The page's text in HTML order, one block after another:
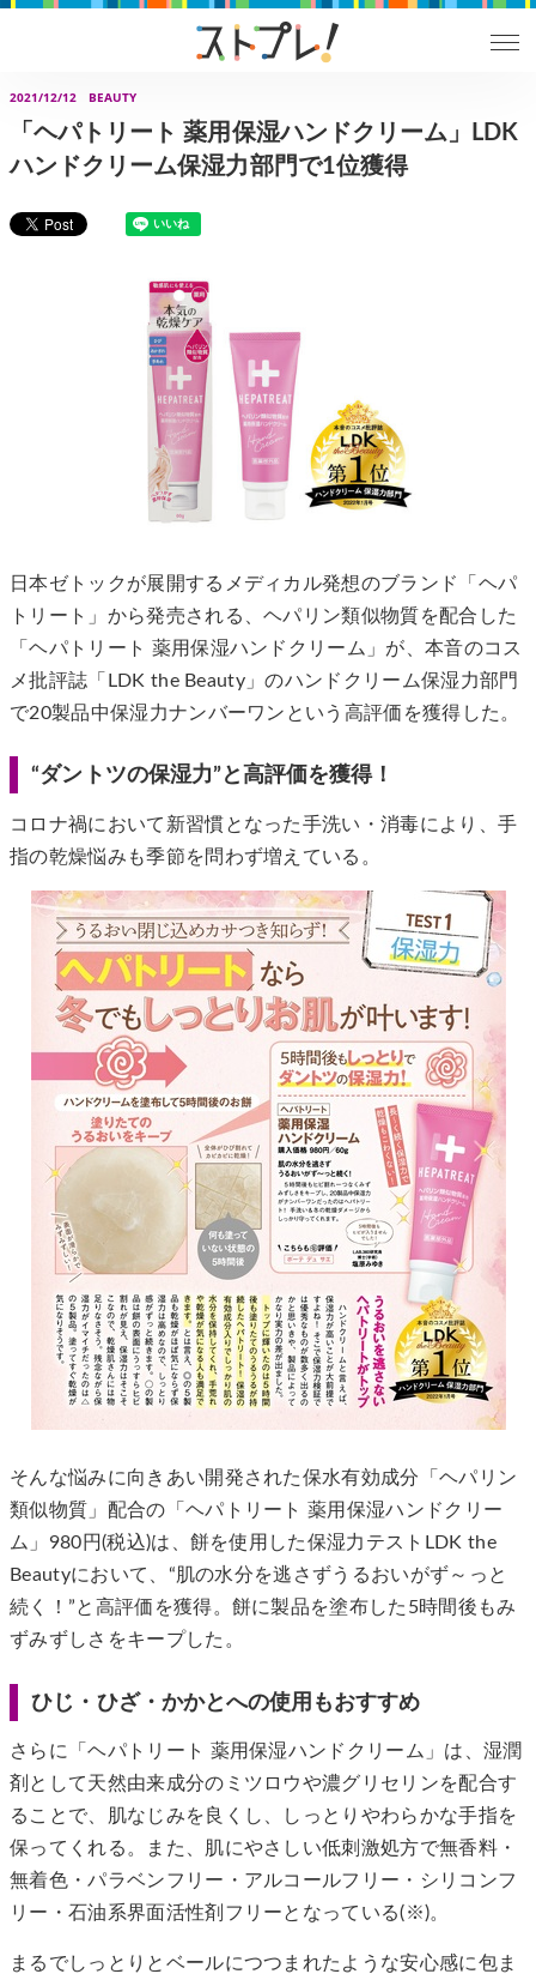
2021/12/12 BEAUTY
「ヘパトリート 薬用保湿ハンドクリーム」LDK
ハンドクリーム保湿力部門で1位獲得
日本ゼトックが展開するメディカル発想のブランド「ヘパ
トリート」から発売される、ヘパリン類似物質を配合した
「ヘパトリート 薬用保湿ハンドクリーム」が、本音のコス
メ批評誌「LDK the Beauty」のハンドクリーム保湿力部門
で20製品中保湿力ナンバーワンという高評価を獲得した。
“ダントツの保湿力”と高評価を獲得！
コロナ禍において新習慣となった手洗い・消毒により、手
指の乾燥悩みも季節を問わず増えている。
そんな悩みに向きあい開発された保水有効成分「ヘパリン
類似物質」配合の「ヘパトリート 薬用保湿ハンドクリー
ム」980円(税込)は、餅を使用した保湿力テストLDK the
Beautyにおいて、“肌の水分を逃さずうるおいがず～っと
続く！”と高評価を獲得。餅に製品を塗布した5時間後もみ
ずみずしさをキープした。
ひじ・ひざ・かかとへの使用もおすすめ
さらに「ヘパトリート 薬用保湿ハンドクリーム」は、湿潤
剤として天然由来成分のミツロウや濃グリセリンを配合す
ることで、肌なじみを良くし、しっとりやわらかな手指を
保ってくれる。また、肌にやさしい低刺激処方で無香料・
無着色・パラベンフリー・アルコールフリー・シリコンフ
リー・石油系界面活性剤フリーとなっている(※)。
まるでしっとりとベールにつつまれたような安心感に包ま